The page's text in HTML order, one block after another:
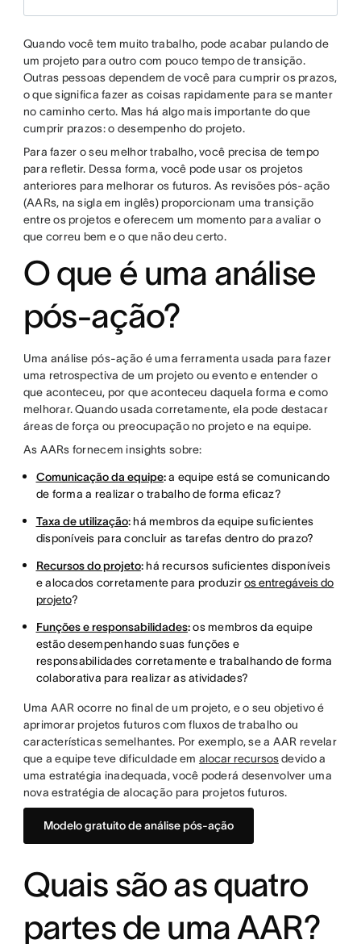
Quando você tem muito trabalho, pode acabar pulando de
um projeto para outro com pouco tempo de transição.
Outras pessoas dependem de você para cumprir os prazos,
o que significa fazer as coisas rapidamente para se manter
no caminho certo. Mas há algo mais importante do que
cumprir prazos: o desempenho do projeto.
Para fazer o seu melhor trabalho, você precisa de tempo
para refletir. Dessa forma, você pode usar os projetos
anteriores para melhorar os futuros. As revisões pós-ação
(AARs, na sigla em inglês) proporcionam uma transição
entre os projetos e oferecem um momento para avaliar o
que correu bem e o que não deu certo.
O que é uma análise
pós-ação?
Uma análise pós-ação é uma ferramenta usada para fazer
uma retrospectiva de um projeto ou evento e entender o
que aconteceu, por que aconteceu daquela forma e como
melhorar. Quando usada corretamente, ela pode destacar
áreas de força ou preocupação no projeto e na equipe.
As AARs fornecem insights sobre:
Comunicação da equipe:a equipe está se comunicando
de forma a realizar o trabalho de forma eficaz?
Taxa de utilização:há membros da equipe suficientes
disponíveis para concluir as tarefas dentro do prazo?
Recursos do projeto:há recursos suficientes disponíveis
e alocados corretamente para produziros entregáveis do
projeto?
Funções e responsabilidades:os membros da equipe
estão desempenhando suas funções e
responsabilidades corretamente e trabalhando de forma
colaborativa para realizar as atividades?
Uma AAR ocorre no final de um projeto, e o seu objetivo é
aprimorar projetos futuros com fluxos de trabalho ou
características semelhantes. Por exemplo, se a AAR revelar
que a equipe teve dificuldade em alocar recursosdevido a
uma estratégia inadequada, você poderá desenvolver uma
nova estratégia de alocação para projetos futuros.
Modelo gratuito de análise pós-ação
Quais são as quatro
partes de uma AAR?